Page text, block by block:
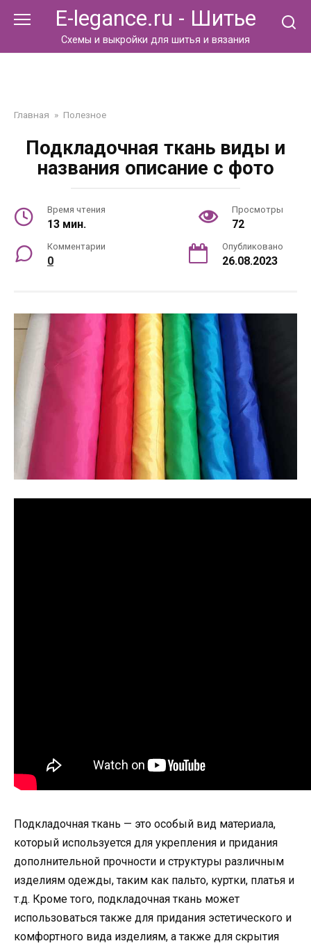
E-legance.ru - Шитье
Схемы и выкройки для шитья и вязания
Главная » Полезное
Подкладочная ткань виды и
названия описание с фото
Время чтения
13 мин.
Просмотры
72
Комментарии
0
Опубликовано
26.08.2023
Подкладочная ткань — это особый вид материала,
который используется для укрепления и придания
дополнительной прочности и структуры различным
изделиям одежды, таким как пальто, куртки, платья и
т.д. Кроме того, подкладочная ткань может
использоваться также для придания эстетического и
комфортного вида изделиям, а также для скрытия